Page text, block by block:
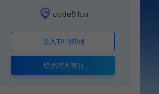
code51cn
进入TA的商铺
联系官方客服